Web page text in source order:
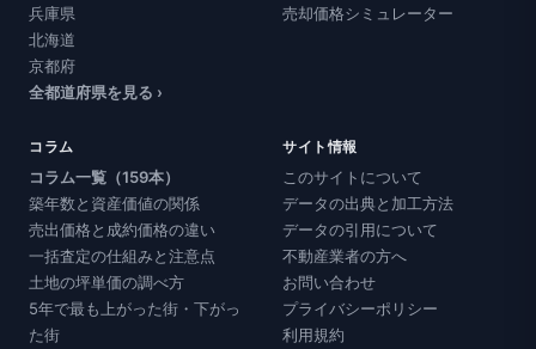
兵庫県
北海道
京都府
全都道府県を見る ›
売却価格シミュレーター
コラム
コラム一覧（159本）
築年数と資産価値の関係
売出価格と成約価格の違い
一括査定の仕組みと注意点
土地の坪単価の調べ方
5年で最も上がった街・下がっ
た街
サイト情報
このサイトについて
データの出典と加工方法
データの引用について
不動産業者の方へ
お問い合わせ
プライバシーポリシー
利用規約